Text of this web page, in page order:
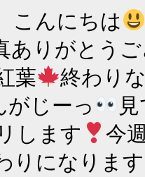
こんにちは
ありがとう
葉
終わり
がじーっ
します
今
りになりま